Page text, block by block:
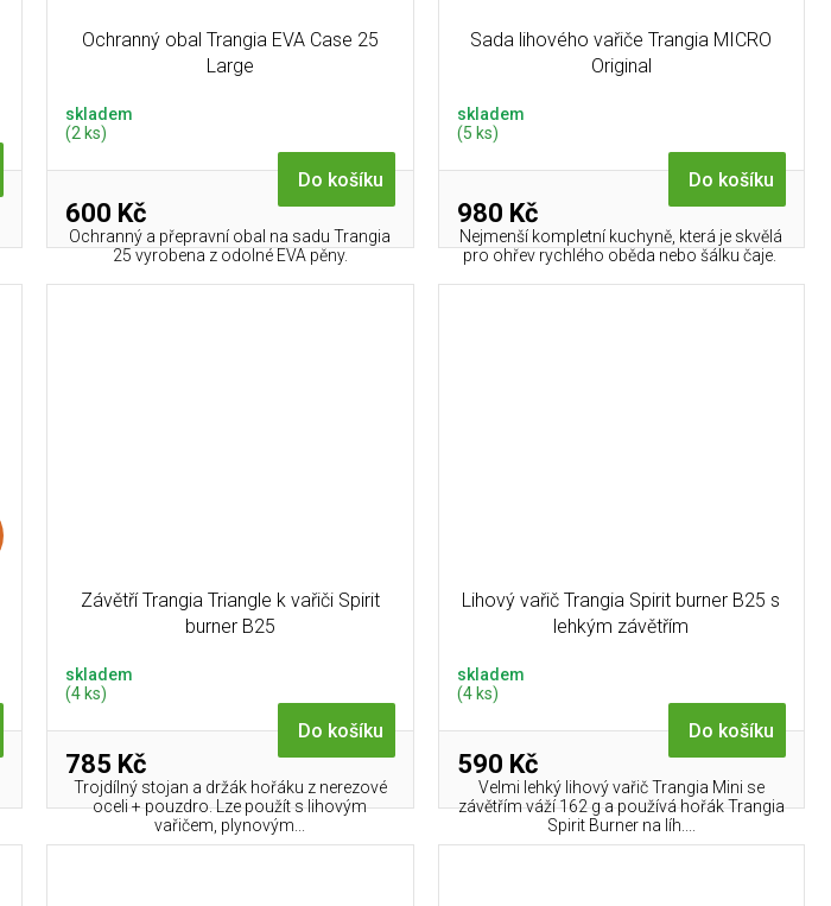
Ochranný obal Trangia EVA Case 25
Large
skladem
(2 ks)
600 Kč
Do košíku
Ochranný a přepravní obal na sadu Trangia
25 vyrobena z odolné EVA pěny.
Sada lihového vařiče Trangia MICRO
Original
skladem
(5 ks)
980 Kč
Do košíku
Nejmenší kompletní kuchyně, která je skvělá
pro ohřev rychlého oběda nebo šálku čaje.
Závětří Trangia Triangle k vařiči Spirit
burner B25
skladem
(4 ks)
785 Kč
Do košíku
Trojdílný stojan a držák hořáku z nerezové
oceli + pouzdro. Lze použít s lihovým
vařičem, plynovým...
Lihový vařič Trangia Spirit burner B25 s
lehkým závětřím
skladem
(4 ks)
590 Kč
Do košíku
Velmi lehký lihový vařič Trangia Mini se
závětřím váží 162 g a používá hořák Trangia
Spirit Burner na líh....